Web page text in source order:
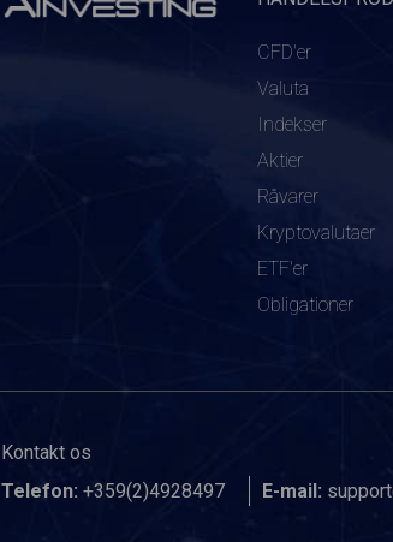
CFD'er
Valuta
Indekser
Aktier
Råvarer
Kryptovalutaer
ETF'er
Obligationer
Kontakt os
Telefon: +359(2)4928497 E-mail: